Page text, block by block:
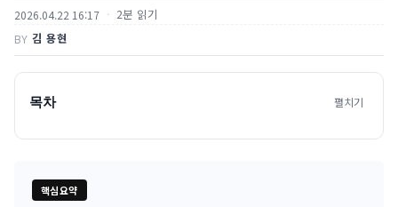
2026.04.22 16:17 2분 읽기
BY 김 용현
목차 펼치기
핵심요약